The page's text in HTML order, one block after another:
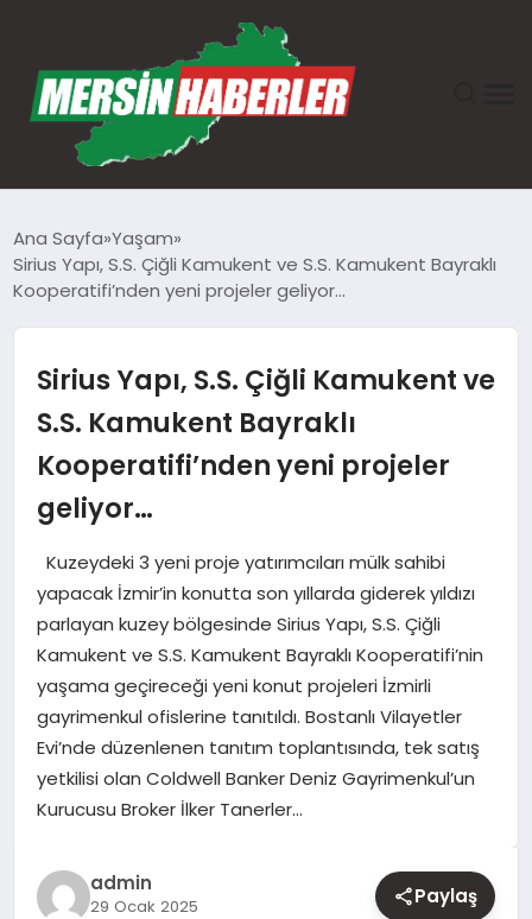
GÜNDEM
TEKNOLOJI
SPOR
YAŞAM
EĞITIM
Ana Sayfa Yaşam
Sirius Yapı, S.S. Çiğli Kamukent ve S.S. Kamukent Bayraklı
Kooperatifi’nden yeni projeler geliyor…
Sirius Yapı, S.S. Çiğli Kamukent ve
S.S. Kamukent Bayraklı
Kooperatifi’nden yeni projeler
geliyor…
Kuzeydeki 3 yeni proje yatırımcıları mülk sahibi
yapacak İzmir’in konutta son yıllarda giderek yıldızı
parlayan kuzey bölgesinde Sirius Yapı, S.S. Çiğli
Kamukent ve S.S. Kamukent Bayraklı Kooperatifi’nin
yaşama geçireceği yeni konut projeleri İzmirli
gayrimenkul ofislerine tanıtıldı. Bostanlı Vilayetler
Evi’nde düzenlenen tanıtım toplantısında, tek satış
yetkilisi olan Coldwell Banker Deniz Gayrimenkul’un
Kurucusu Broker İlker Tanerler…
admin
29 Ocak 2025 Paylaş